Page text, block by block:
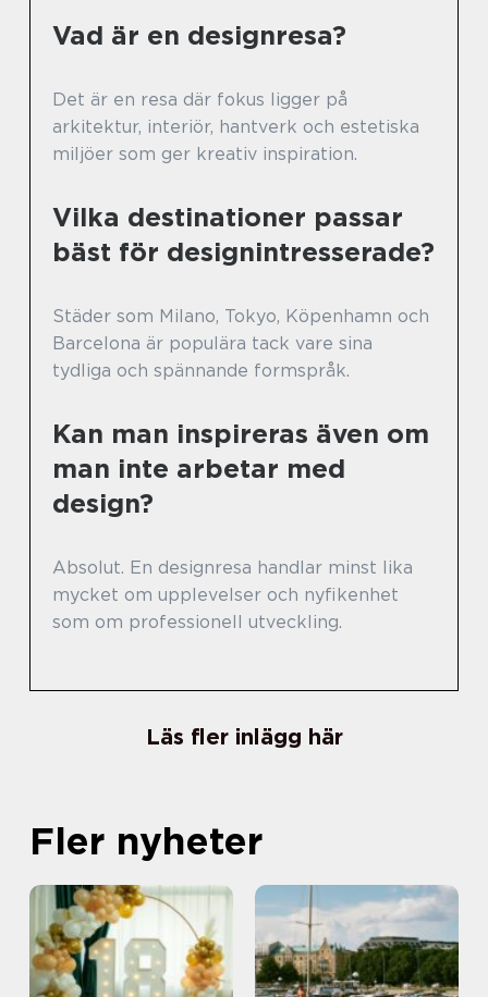
Vad är en designresa?
Det är en resa där fokus ligger på
arkitektur, interiör, hantverk och estetiska
miljöer som ger kreativ inspiration.
Vilka destinationer passar
bäst för designintresserade?
Städer som Milano, Tokyo, Köpenhamn och
Barcelona är populära tack vare sina
tydliga och spännande formspråk.
Kan man inspireras även om
man inte arbetar med
design?
Absolut. En designresa handlar minst lika
mycket om upplevelser och nyfikenhet
som om professionell utveckling.
Läs fler inlägg här
Fler nyheter